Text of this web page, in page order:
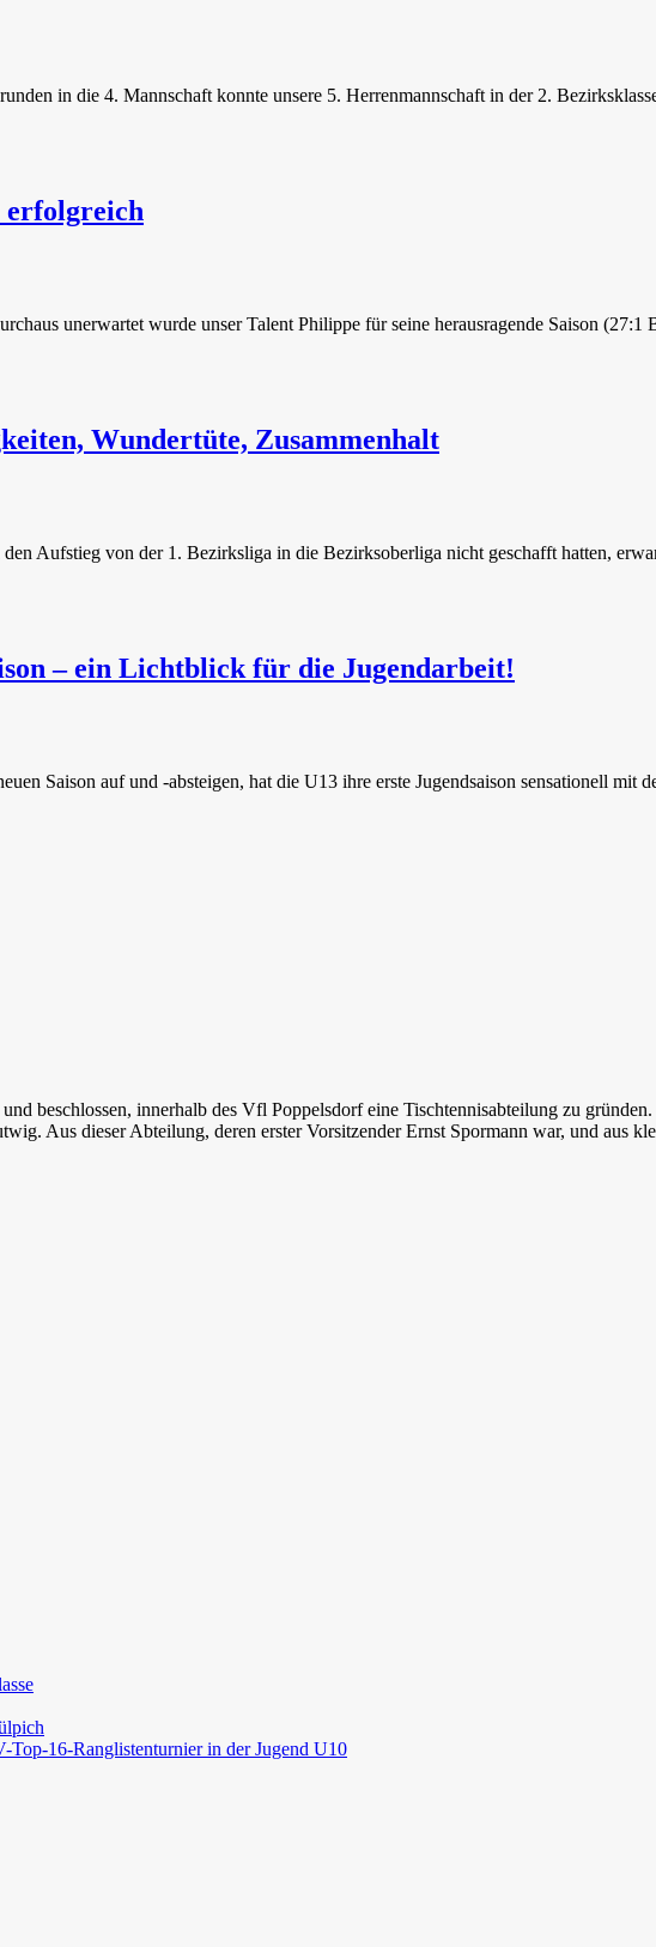
in die 4. Mannschaft konnte unsere 5. Herrenmannschaft in der 2.
erfolgreich
unerwartet wurde unser Talent Philippe für seine herausragende Saison
Wundertüte, Zusammenhalt
Aufstieg von der 1. Bezirksliga in die Bezirksoberliga nicht geschafft hatten,
– ein Lichtblick für die Jugendarbeit!
Saison auf und -absteigen, hat die U13 ihre erste Jugendsaison sensationell mit
beschlossen, innerhalb des Vfl Poppelsdorf eine Tischtennisabteilung zu
Aus dieser Abteilung, deren erster Vorsitzender Ernst Spormann war, und aus
16-Ranglistenturnier in der Jugend U10